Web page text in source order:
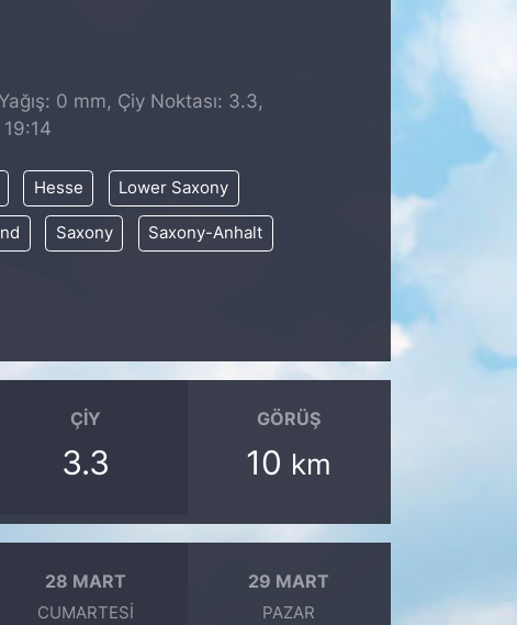
0 mm, Çiy Noktası: 3.3,
Hesse Lower Saxony
Saxony Saxony-Anhalt
ÇIY
3.3
GÖRÜŞ
10 km
28 MART
CUMARTESI
29 MART
PAZAR